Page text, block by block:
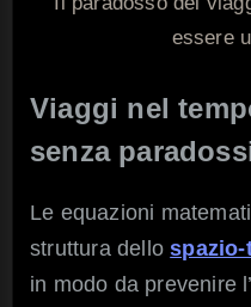
essere
Viaggi nel
senza
Le equazioni
struttura dellospazio-
in modo da prevenire